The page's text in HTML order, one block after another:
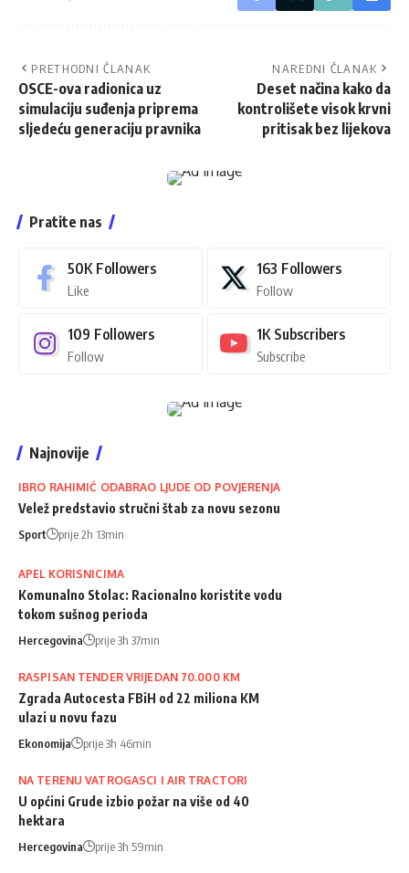
PRETHODNI ČLANAK
OSCE-ova radionica uz
simulaciju suđenja priprema
sljedeću generaciju pravnika
NAREDNI ČLANAK
Deset načina kako da
kontrolišete visok krvni
pritisak bez lijekova
Pratite nas
50K Followers
Like
163 Followers
Follow
109 Followers
Follow
1K Subscribers
Subscribe
Najnovije
IBRO RAHIMIĆ ODABRAO LJUDE OD POVJERENJA
Velež predstavio stručni štab za novu sezonu
Sport prije 2h 13min
APEL KORISNICIMA
Komunalno Stolac: Racionalno koristite vodu
tokom sušnog perioda
Hercegovina prije 3h 37min
RASPISAN TENDER VRIJEDAN 70.000 KM
Zgrada Autocesta FBiH od 22 miliona KM
ulazi u novu fazu
Ekonomija prije 3h 46min
NA TERENU VATROGASCI I AIR TRACTORI
U općini Grude izbio požar na više od 40
hektara
Hercegovina prije 3h 59min